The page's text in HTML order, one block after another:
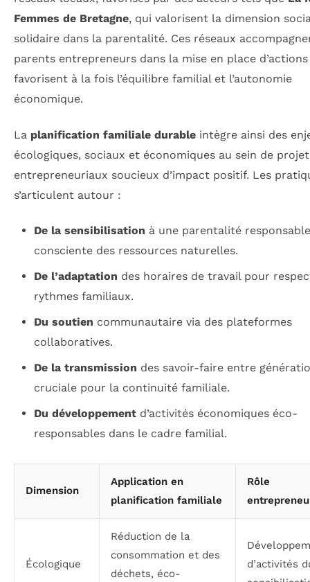
Femmes de Bretagne, qui valorisent la dimension
solidaire dans la parentalité. Ces réseaux
parents entrepreneurs dans la mise en place
favorisent à la fois l’équilibre familial et l’autonomie
économique.
La planification familiale durable intègre ainsi des
écologiques, sociaux et économiques au sein de
entrepreneuriaux soucieux d’impact positif. Les
s’articulent autour :
De la sensibilisation à une parentalité
consciente des ressources naturelles.
De l’adaptation des horaires de travail pour
rythmes familiaux.
Du soutien communautaire via des plateformes
collaboratives.
De la transmission des savoir-faire entre
cruciale pour la continuité familiale.
Du développementd’activités économiques éco-
responsables dans le cadre familial.
Dimension
Application en
planification familiale
Rôle
Écologique
Réduction de la
consommation et des
déchets, éco-
d’activités